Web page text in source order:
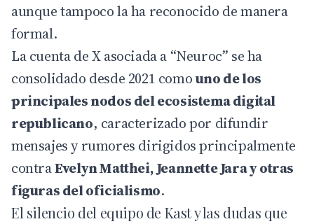
aunque tampoco la ha reconocido de manera
formal.
La cuenta de X asociada a “Neuroc” se ha
consolidado desde 2021 comouno de los
principales nodos del ecosistema digital
republicano, caracterizado por difundir
mensajes y rumores dirigidos principalmente
contraEvelyn Matthei, Jeannette Jara y otras
figuras del oficialismo.
El silencio del equipo de Kast y las dudas que